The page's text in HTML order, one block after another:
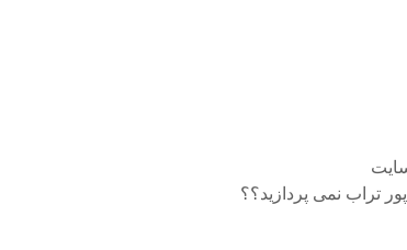
تراب نمی پردازید؟؟